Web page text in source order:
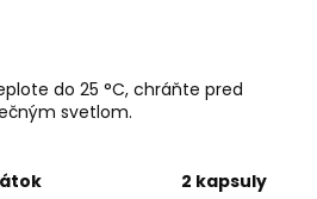
do 25 °C, chráňte pred
svetlom.
látok 2 kapsuly